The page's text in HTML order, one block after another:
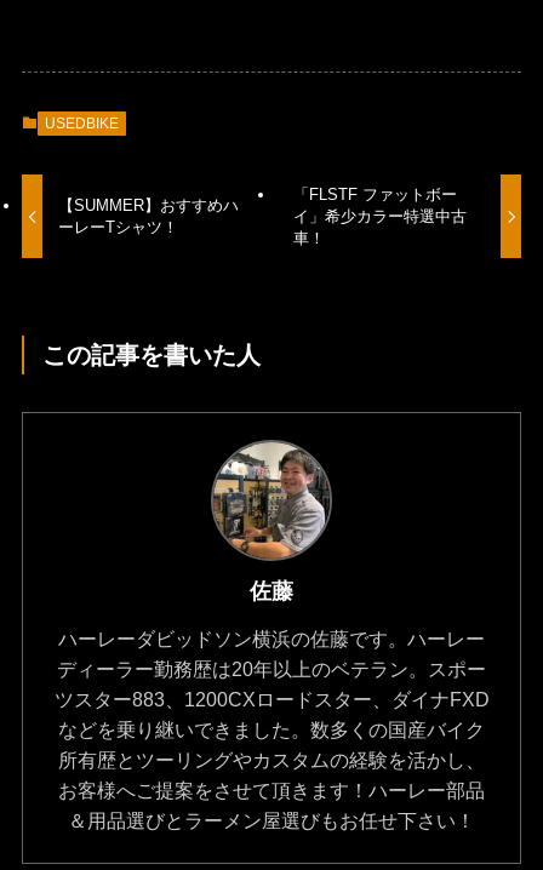
USEDBIKE
【SUMMER】おすすめハ
ーレーTシャツ！
「FLSTF ファットボー
イ」希少カラー特選中古
車！
この記事を書いた人
佐藤
ハーレーダビッドソン横浜の佐藤です。ハーレー
ディーラー勤務歴は20年以上のベテラン。スポー
ツスター883、1200CXロードスター、ダイナFXD
などを乗り継いできました。数多くの国産バイク
所有歴とツーリングやカスタムの経験を活かし、
お客様へご提案をさせて頂きます！ハーレー部品
＆用品選びとラーメン屋選びもお任せ下さい！